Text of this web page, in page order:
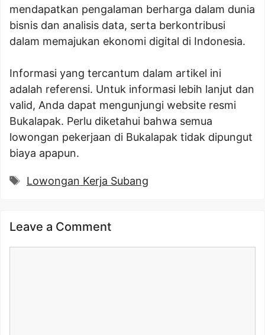
mendapatkan pengalaman berharga dalam dunia
bisnis dan analisis data, serta berkontribusi
dalam memajukan ekonomi digital di Indonesia.
Informasi yang tercantum dalam artikel ini
adalah referensi. Untuk informasi lebih lanjut dan
valid, Anda dapat mengunjungi website resmi
Bukalapak. Perlu diketahui bahwa semua
lowongan pekerjaan di Bukalapak tidak dipungut
biaya apapun.
Tags
Lowongan Kerja Subang
Leave a Comment